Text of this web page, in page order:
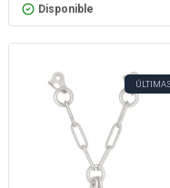
Disponible